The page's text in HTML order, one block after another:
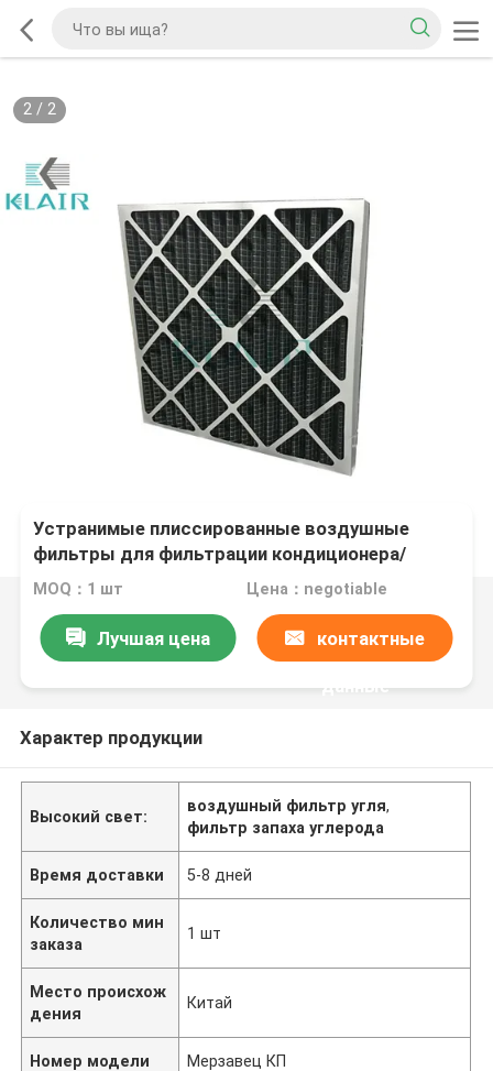
2/ 2
Устранимые плиссированные воздушные
фильтры для фильтрации кондиционера/
перегаров заварки
MOQ：1 шт Цена：negotiable
Лучшая цена контактные
данные
Характер продукции
Высокий свет:
воздушный фильтр угля,
фильтр запаха углерода
Время доставки 5-8 дней
Количество мин
заказа
1 шт
Место происхож
дения
Китай
Номер модели Мерзавец КП